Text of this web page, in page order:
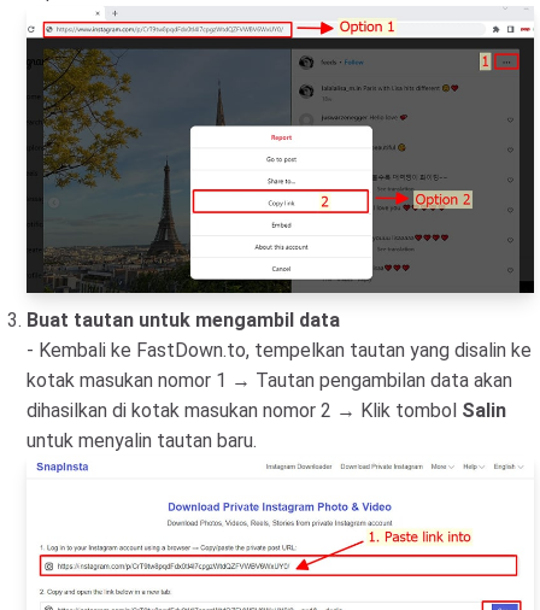
Buat tautan untuk mengambil data
- Kembali ke FastDown.to, tempelkan tautan yang disalin ke
kotak masukan nomor 1 → Tautan pengambilan data akan
dihasilkan di kotak masukan nomor 2 → Klik tombol Salin
untuk menyalin tautan baru.